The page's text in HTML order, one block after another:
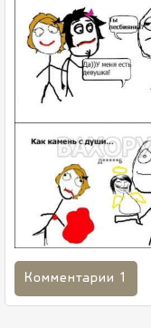
Комментарии 1